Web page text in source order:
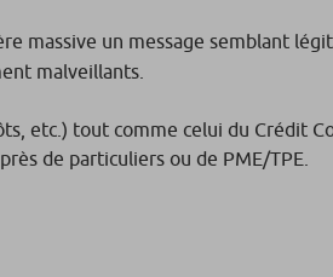
massive un message semblant
malveillants.
etc.) tout comme celui du Crédit
de particuliers ou de PME/TPE.